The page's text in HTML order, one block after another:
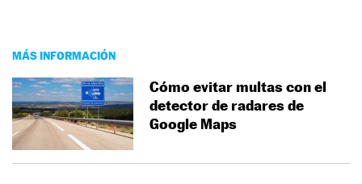
MÁS INFORMACIÓN
Cómo evitar multas con el
detector de radares de
Google Maps